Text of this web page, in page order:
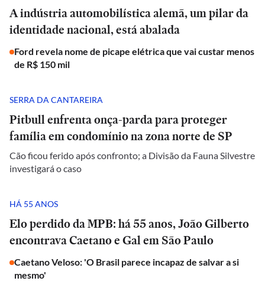
A indústria automobilística alemã, um pilar da
identidade nacional, está abalada
Ford revela nome de picape elétrica que vai custar menos
de R$ 150 mil
SERRA DA CANTAREIRA
Pitbull enfrenta onça-parda para proteger
família em condomínio na zona norte de SP
Cão ficou ferido após confronto; a Divisão da Fauna Silvestre
investigará o caso
HÁ 55 ANOS
Elo perdido da MPB: há 55 anos, João Gilberto
encontrava Caetano e Gal em São Paulo
Caetano Veloso: 'O Brasil parece incapaz de salvar a si
mesmo'